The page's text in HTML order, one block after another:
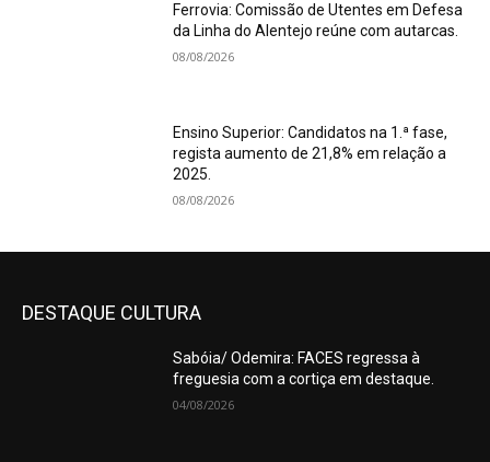
Ferrovia: Comissão de Utentes em Defesa
da Linha do Alentejo reúne com autarcas.
08/08/2026
Ensino Superior: Candidatos na 1.ª fase,
regista aumento de 21,8% em relação a
2025.
08/08/2026
DESTAQUE CULTURA
Sabóia/ Odemira: FACES regressa à
freguesia com a cortiça em destaque.
04/08/2026